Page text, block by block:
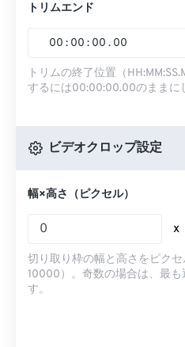
トリムエンド
00 : 00 : 00 . 00
トリムの終了位置（
するには00:00:00.00のままに
ビデオクロップ設定
幅×高さ（ピクセル）
x
切り取り枠の幅と高さをピク
10000）。奇数の場合は、最
す。